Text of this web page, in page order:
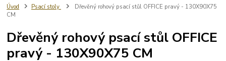
Úvod Psací stoly
Dřevěný rohový psací stůl OFFICE pravý - 130X90X75
CM
Dřevěný rohový psací stůl OFFICE
pravý - 130X90X75 CM